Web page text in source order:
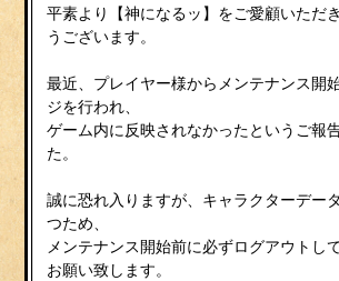
平素より【神になるッ】をご愛顧いただ
うございます。
最近、プレイヤー様からメンテナンス開
ジを行われ、
ゲーム内に反映されなかったというご報
た。
誠に恐れ入りますが、キャラクターデー
つため、
メンテナンス開始前に必ずログアウトし
お願い致します。